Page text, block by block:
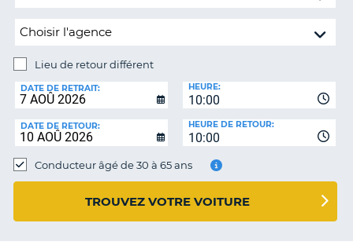
MA
LANGUAGE
Lieu de retour différent
DE
RETOUR:
DATE DE RETRAIT:
10:00
HEURE:
DATE DE RETOUR:
10:00
HEURE DE RETOUR:
Conducteur âgé de 30 à 65 ans
TROUVEZ VOTRE VOITURE